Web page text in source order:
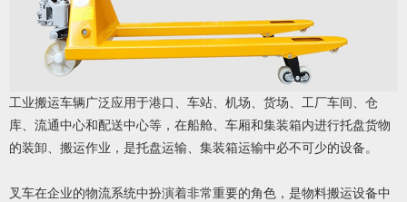
工业搬运车辆广泛应用于港口、车站、机场、货场、工厂车间、仓
库、流通中心和配送中心等，在船舱、车厢和集装箱内进行托盘货物
的装卸、搬运作业，是托盘运输、集装箱运输中必不可少的设备。
叉车在企业的物流系统中扮演着非常重要的角色，是物料搬运设备中